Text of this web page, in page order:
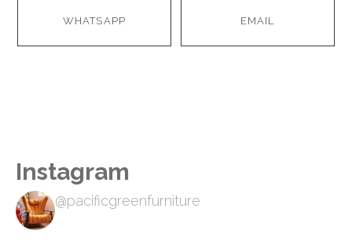
WHATSAPP EMAIL
Instagram
@pacificgreenfurniture